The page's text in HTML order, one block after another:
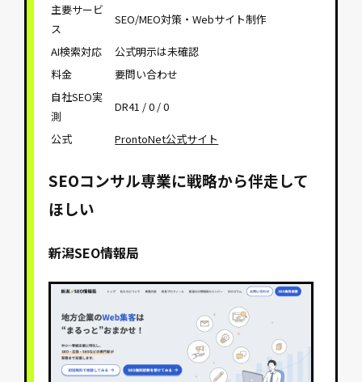
主要サービ
ス
SEO/MEO対策・Webサイト制作
AI検索対応
公式明示は未確認
料金
要問い合わせ
自社SEO実
測
DR41 / 0 / 0
公式 ProntoNet公式サイト
SEOコンサル専業に戦略から伴走して
ほしい
新潟SEO情報局